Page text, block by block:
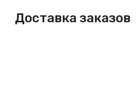
Доставка заказов